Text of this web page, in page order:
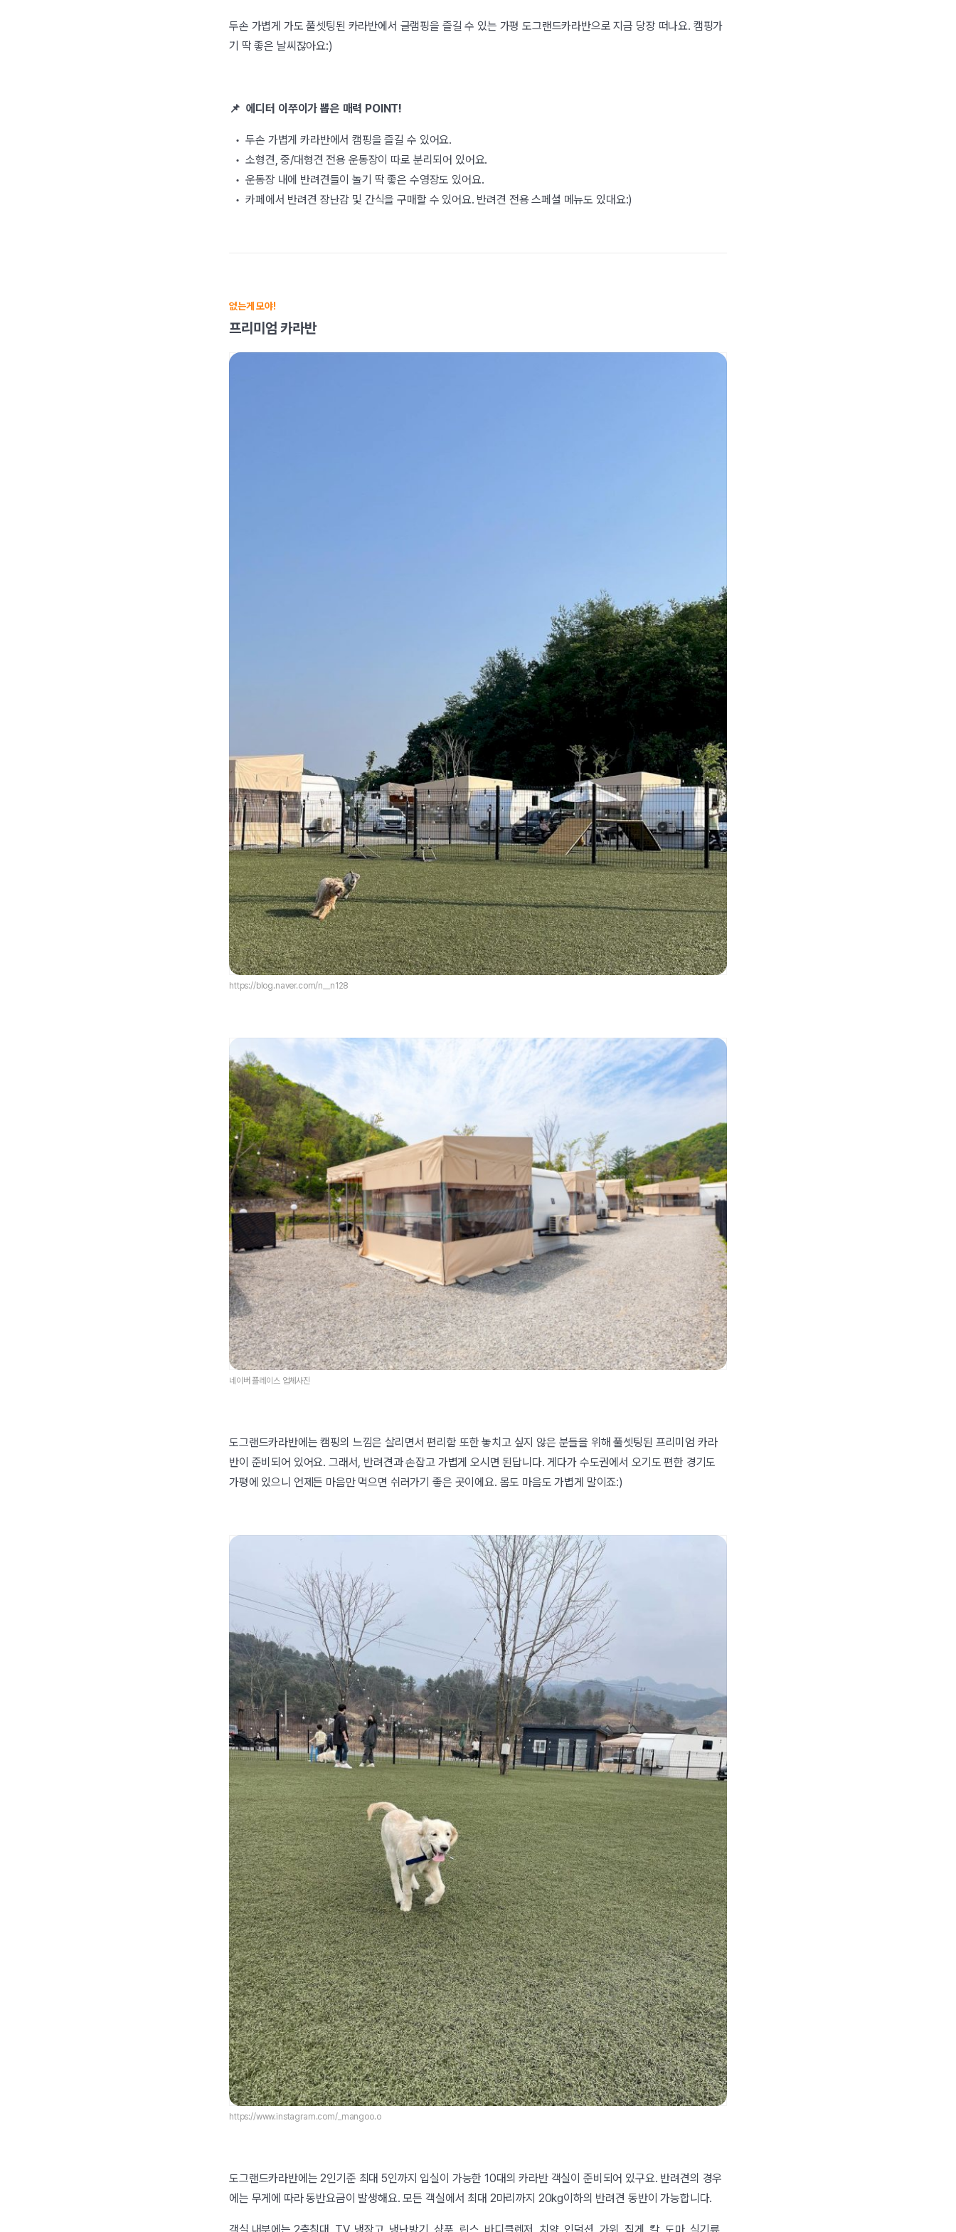
두손 가볍게 가도 풀셋팅된 카라반에서 글램핑을 즐길 수 있는 가평 도그랜드카라반으로 지금 당장 떠나요. 캠핑가
기 딱 좋은 날씨잖아요:)
📌 에디터 이쭈이가 뽑은 매력 POINT!
• 두손 가볍게 카라반에서 캠핑을 즐길 수 있어요.
• 소형견, 중/대형견 전용 운동장이 따로 분리되어 있어요.
• 운동장 내에 반려견들이 놀기 딱 좋은 수영장도 있어요.
• 카페에서 반려견 장난감 및 간식을 구매할 수 있어요. 반려견 전용 스페셜 메뉴도 있대요:)
없는게 모야!
프리미엄 카라반
https://blog.naver.com/n__n128
네이버 플레이스 업체사진
도그랜드카라반에는 캠핑의 느낌은 살리면서 편리함 또한 놓치고 싶지 않은 분들을 위해 풀셋팅된 프리미엄 카라
반이 준비되어 있어요. 그래서, 반려견과 손잡고 가볍게 오시면 된답니다. 게다가 수도권에서 오기도 편한 경기도
가평에 있으니 언제든 마음만 먹으면 쉬러가기 좋은 곳이에요. 몸도 마음도 가볍게 말이죠:)
https://www.instagram.com/_mangoo.o
도그랜드카라반에는 2인기준 최대 5인까지 입실이 가능한 10대의 카라반 객실이 준비되어 있구요. 반려견의 경우
에는 무게에 따라 동반요금이 발생해요. 모든 객실에서 최대 2마리까지 20kg이하의 반려견 동반이 가능합니다.